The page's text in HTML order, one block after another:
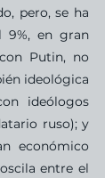
pero, se ha
9%, en gran
Putin, no
ideológica
ideólogos
ruso); y
económico
entre el